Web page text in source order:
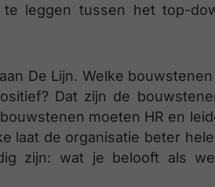
leggen tussen het top-
De Lijn. Welke
Dat zijn de
moeten HR en
laat de organisatie beter
zijn: wat je belooft als